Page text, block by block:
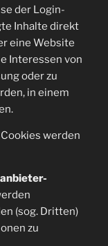
der Login-
Inhalte direkt
eine Website
Interessen von
oder zu
in einem
werden
(sog. Dritten)
zu